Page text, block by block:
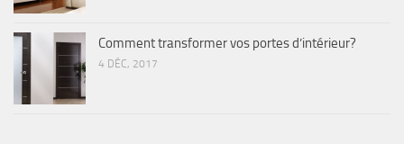
Comment transformer vos portes d’intérieur?
4 DÉC, 2017